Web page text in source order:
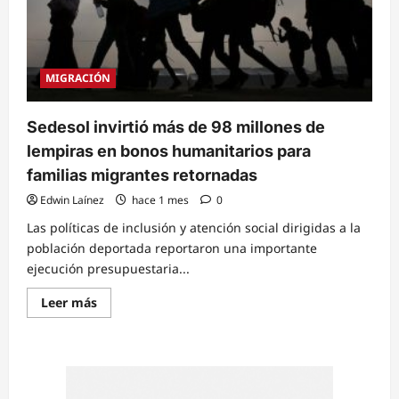
MIGRACIÓN
Sedesol invirtió más de 98 millones de
lempiras en bonos humanitarios para
familias migrantes retornadas
Edwin Laínez hace 1 mes 0
Las políticas de inclusión y atención social dirigidas a la
población deportada reportaron una importante
ejecución presupuestaria...
Leer másRead
more